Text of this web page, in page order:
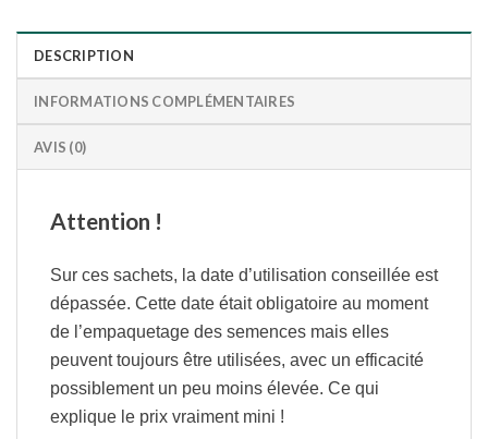
DESCRIPTION
INFORMATIONS COMPLÉMENTAIRES
AVIS (0)
Attention !
Sur ces sachets, la date d’utilisation conseillée est
dépassée. Cette date était obligatoire au moment
de l’empaquetage des semences mais elles
peuvent toujours être utilisées, avec un efficacité
possiblement un peu moins élevée. Ce qui
explique le prix vraiment mini !